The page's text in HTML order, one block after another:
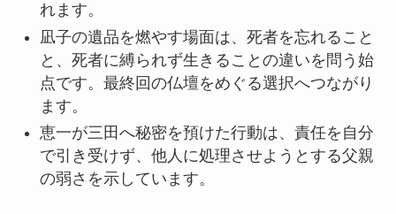
れます。
凪子の遺品を燃やす場面は、死者を忘れること
と、死者に縛られず生きることの違いを問う始
点です。最終回の仏壇をめぐる選択へつながり
ます。
恵一が三田へ秘密を預けた行動は、責任を自分
で引き受けず、他人に処理させようとする父親
の弱さを示しています。